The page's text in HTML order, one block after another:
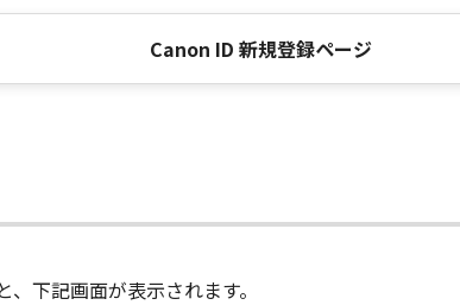
Canon ID 新規登録ページ
下記画面が表示されます。